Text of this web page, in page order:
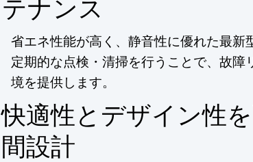
テナンス
省エネ性能が高く、静音性に優れた最新
定期的な点検・清掃を行うことで、故障
境を提供します。
快適性とデザイン性
間設計